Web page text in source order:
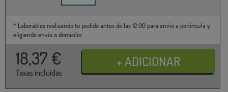
* Laborables realizando tu pedido antes de las 12:00 para envío a península y
eligiendo envío a domicilio.
18,37 €
Taxas incluídas